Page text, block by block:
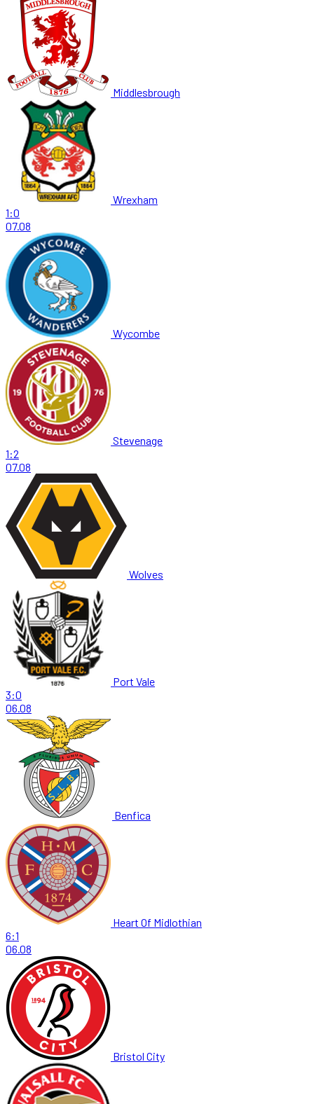
Middlesbrough
Wrexham
1:0
07.08
Wycombe
Stevenage
1:2
07.08
Wolves
Port Vale
3:0
06.08
Benfica
Heart Of Midlothian
6:1
06.08
Bristol City